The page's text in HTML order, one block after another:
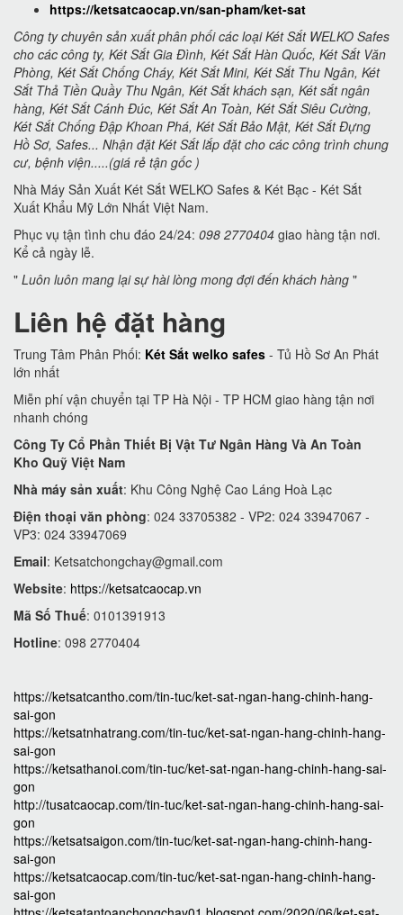
https://ketsatcaocap.vn/san-pham/ket-sat
Công ty chuyên sản xuất phân phối các loại Két Sắt WELKO Safes
cho các công ty, Két Sắt Gia Đình, Két Sắt Hàn Quốc, Két Sắt Văn
Phòng, Két Sắt Chống Cháy, Két Sắt Mini, Két Sắt Thu Ngân, Két
Sắt Thả Tiền Quầy Thu Ngân, Két Sắt khách sạn, Két sắt ngân
hàng, Két Sắt Cánh Đúc, Két Sắt An Toàn, Két Sắt Siêu Cường,
Két Sắt Chống Đập Khoan Phá, Két Sắt Bảo Mật, Két Sắt Đựng
Hồ Sơ, Safes... Nhận đặt Két Sắt lắp đặt cho các công trình chung
cư, bệnh viện.....(giá rẻ tận gốc )
Nhà Máy Sản Xuất Két Sắt WELKO Safes & Két Bạc - Két Sắt
Xuất Khẩu Mỹ Lớn Nhất Việt Nam.
Phục vụ tận tình chu đáo 24/24: 098 2770404 giao hàng tận nơi.
Kể cả ngày lễ.
" Luôn luôn mang lại sự hài lòng mong đợi đến khách hàng "
Liên hệ đặt hàng
Trung Tâm Phân Phối: Két Sắt welko safes - Tủ Hồ Sơ An Phát
lớn nhất
Miễn phí vận chuyển tại TP Hà Nội - TP HCM giao hàng tận nơi
nhanh chóng
Công Ty Cổ Phần Thiết Bị Vật Tư Ngân Hàng Và An Toàn
Kho Quỹ Việt Nam
Nhà máy sản xuất: Khu Công Nghệ Cao Láng Hoà Lạc
Điện thoại văn phòng: 024 33705382 - VP2: 024 33947067 -
VP3: 024 33947069
Email: Ketsatchongchay@gmail.com
Website: https://ketsatcaocap.vn
Mã Số Thuế: 0101391913
Hotline: 098 2770404
https://ketsatcantho.com/tin-tuc/ket-sat-ngan-hang-chinh-hang-
sai-gon
https://ketsatnhatrang.com/tin-tuc/ket-sat-ngan-hang-chinh-hang-
sai-gon
https://ketsathanoi.com/tin-tuc/ket-sat-ngan-hang-chinh-hang-sai-
gon
http://tusatcaocap.com/tin-tuc/ket-sat-ngan-hang-chinh-hang-sai-
gon
https://ketsatsaigon.com/tin-tuc/ket-sat-ngan-hang-chinh-hang-
sai-gon
https://ketsatcaocap.com/tin-tuc/ket-sat-ngan-hang-chinh-hang-
sai-gon